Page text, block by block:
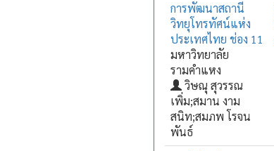
การพัฒนาสถานี
วิทยุโทรทัศน์แห่ง
ประเทศไทย ช่อง 11
มหาวิทยาลัย
รามคำแหง
วิษณุ สุวรรณ
เพิ่ม;สมาน งาม
สนิท;สมภพ โรจน
พันธ์